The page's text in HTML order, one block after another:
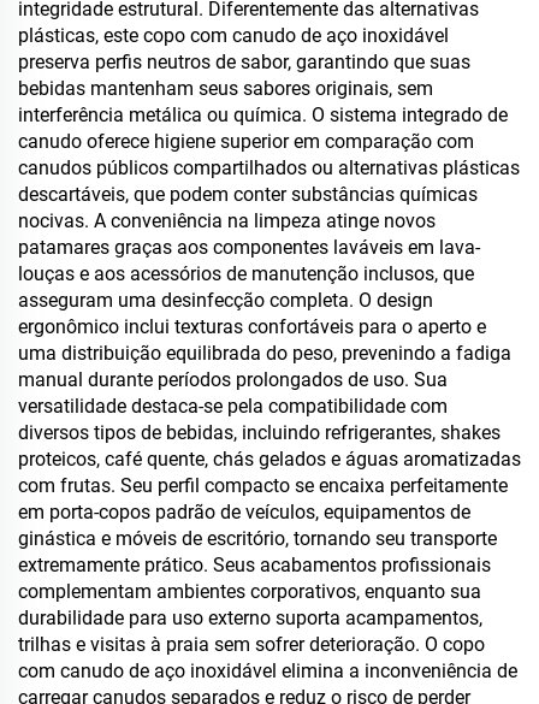
integridade estrutural. Diferentemente das alternativas
plásticas, este copo com canudo de aço inoxidável
preserva perfis neutros de sabor, garantindo que suas
bebidas mantenham seus sabores originais, sem
interferência metálica ou química. O sistema integrado de
canudo oferece higiene superior em comparação com
canudos públicos compartilhados ou alternativas plásticas
descartáveis, que podem conter substâncias químicas
nocivas. A conveniência na limpeza atinge novos
patamares graças aos componentes laváveis em lava-
louças e aos acessórios de manutenção inclusos, que
asseguram uma desinfecção completa. O design
ergonômico inclui texturas confortáveis para o aperto e
uma distribuição equilibrada do peso, prevenindo a fadiga
manual durante períodos prolongados de uso. Sua
versatilidade destaca-se pela compatibilidade com
diversos tipos de bebidas, incluindo refrigerantes, shakes
proteicos, café quente, chás gelados e águas aromatizadas
com frutas. Seu perfil compacto se encaixa perfeitamente
em porta-copos padrão de veículos, equipamentos de
ginástica e móveis de escritório, tornando seu transporte
extremamente prático. Seus acabamentos profissionais
complementam ambientes corporativos, enquanto sua
durabilidade para uso externo suporta acampamentos,
trilhas e visitas à praia sem sofrer deterioração. O copo
com canudo de aço inoxidável elimina a inconveniência de
carregar canudos separados e reduz o risco de perder